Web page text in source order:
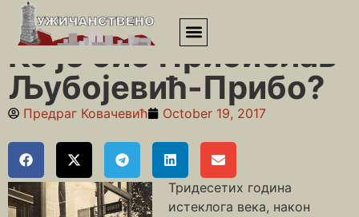
Почетна»Занатлије»Ко је био Прибислав Љубојевић-Прибо?
Ко је био Прибислав
Љубојевић-Прибо?
Предраг Ковачевић October 19, 2017
Тридесетих година
истеклога века, након